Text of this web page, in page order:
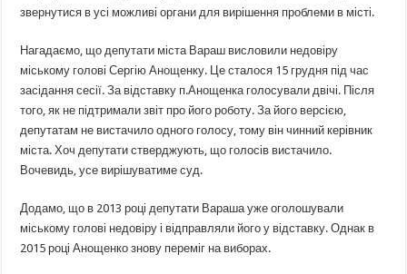
звернутися в усі можливі органи для вирішення проблеми в місті.
Нагадаємо, що депутати міста Вараш висловили недовіру
міському голові Сергію Анощенку. Це сталося 15 грудня під час
засідання сесії. За відставку п.Анощенка голосували двічі. Після
того, як не підтримали звіт про його роботу. За його версією,
депутатам не вистачило одного голосу, тому він чинний керівник
міста. Хоч депутати стверджують, що голосів вистачило.
Вочевидь, усе вирішуватиме суд.
Додамо, що в 2013 році депутати Вараша уже оголошували
міському голові недовіру і відправляли його у відставку. Однак в
2015 році Анощенко знову переміг на виборах.